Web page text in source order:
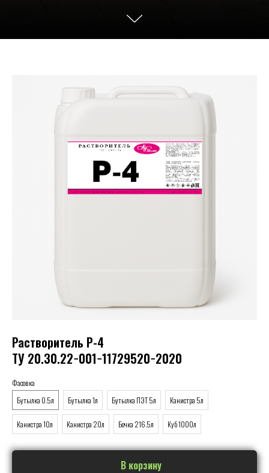
Растворитель Р-4
ТУ 20.30.22−001−11729520−2020
Фасовка
Бутылка 0.5л
Бутылка 1л Бутылка ПЭТ 5л Канистра 5л
Канистра 10л Канистра 20л Бочка 216.5л Куб 1000л
В корзину